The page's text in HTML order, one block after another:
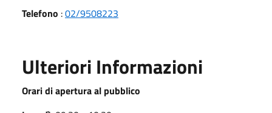
Telefono :02/9508223
Ulteriori Informazioni
Orari di apertura al pubblico